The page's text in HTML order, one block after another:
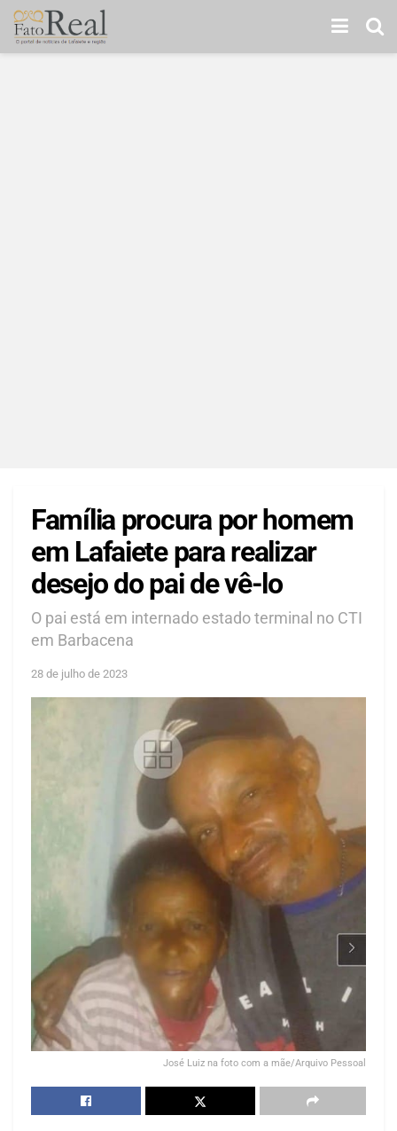
Família procura por homem
em Lafaiete para realizar
desejo do pai de vê-lo
O pai está em internado estado terminal no CTI
em Barbacena
28 de julho de 2023
José Luiz na foto com a mãe/Arquivo Pessoal